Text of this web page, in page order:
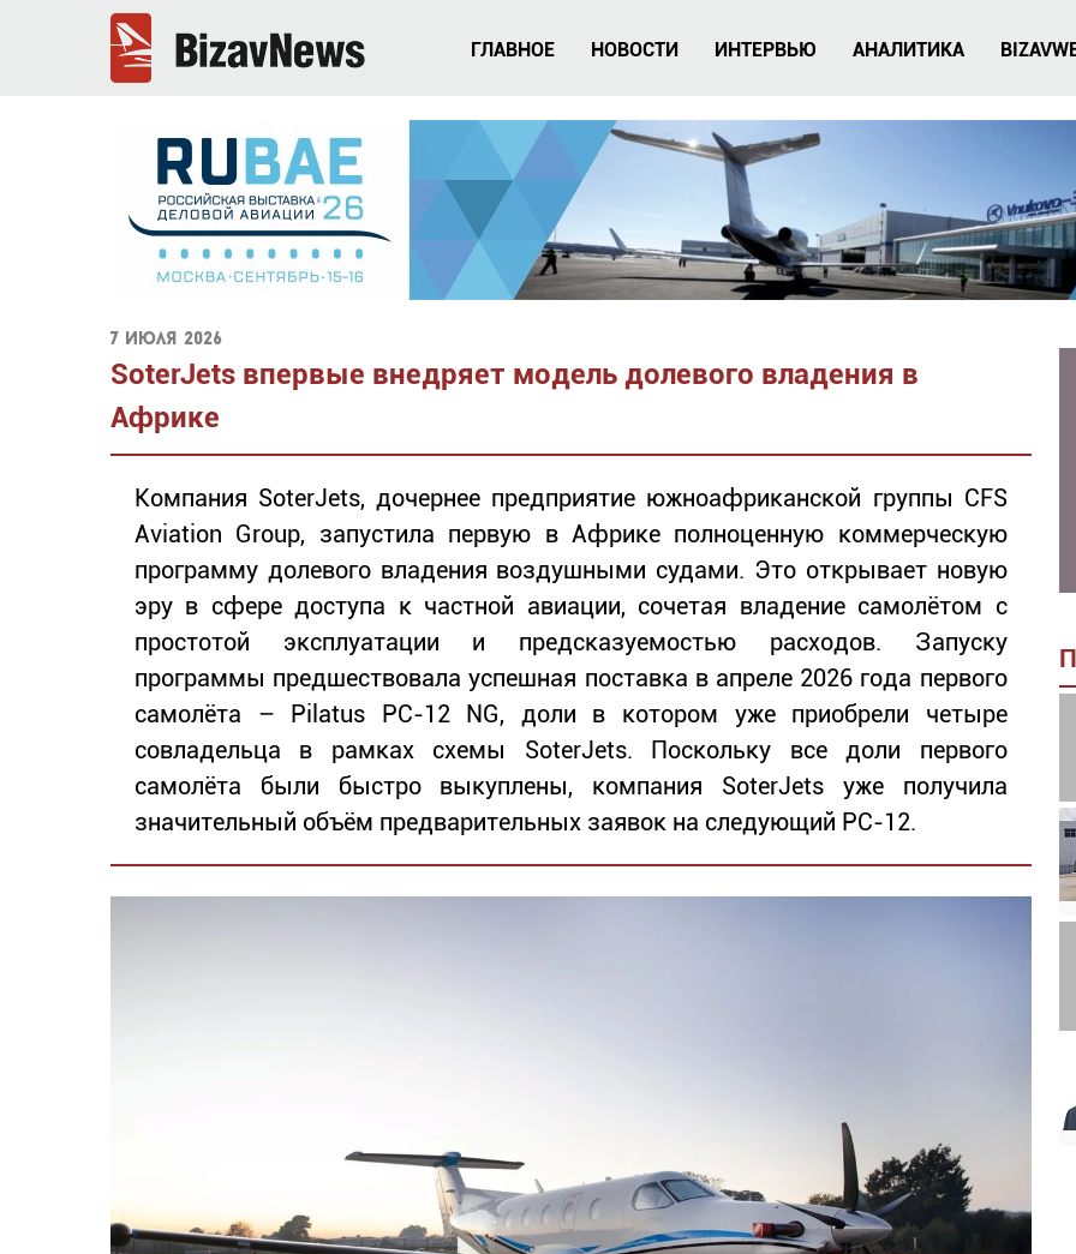
ГЛАВНОЕ НОВОСТИ ИНТЕРВЬЮ АНАЛИТИКА
7 июля 2026
SoterJets впервые внедряет модель долевого владения в
Африке
Компания SoterJets, дочернее предприятие южноафриканской группы CFS
Aviation Group, запустила первую в Африке полноценную коммерческую
программу долевого владения воздушными судами. Это открывает новую
эру в сфере доступа к частной авиации, сочетая владение самолётом с
простотой эксплуатации и предсказуемостью расходов. Запуску
программы предшествовала успешная поставка в апреле 2026 года первого
самолёта – Pilatus PC-12 NG, доли в котором уже приобрели четыре
совладельца в рамках схемы SoterJets. Поскольку все доли первого
самолёта были быстро выкуплены, компания SoterJets уже получила
значительный объём предварительных заявок на следующий PC-12.